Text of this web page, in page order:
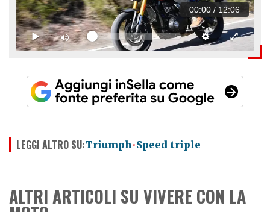
00:00 / 12:06
LEGGI ALTRO SU:Triumph Speed triple
ALTRI ARTICOLI SU VIVERE CON LA